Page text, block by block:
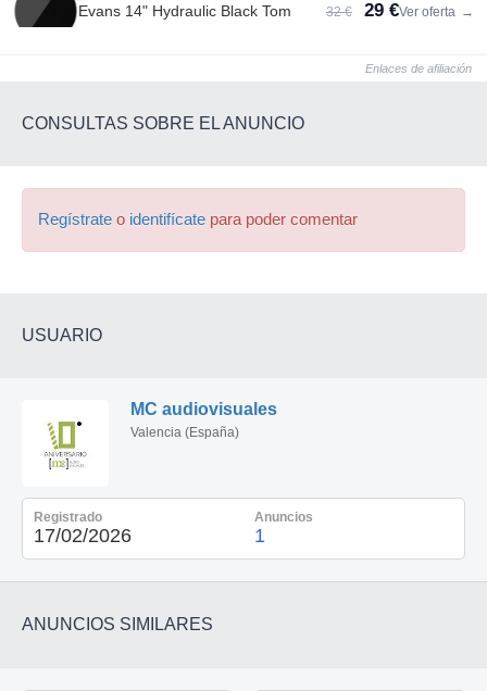
Evans 14" Hydraulic Black Tom 32 € 29 €Ver oferta →
Enlaces de afiliación
CONSULTAS SOBRE EL ANUNCIO
Regístrate o identifícate para poder comentar
USUARIO
MC audiovisuales
Valencia (España)
Registrado
17/02/2026
Anuncios
1
ANUNCIOS SIMILARES